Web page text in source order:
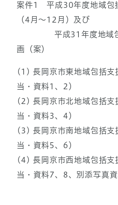
案件1 平成30年度地域包
（4月～12月）及び
平成31年度地域包括
画（案）
(1) 長岡京市東地域包括支
当・資料1、2）
(2) 長岡京市北地域包括支
当・資料3、4）
(3) 長岡京市南地域包括支
当・資料5、6）
(4) 長岡京市西地域包括支
当・資料7、8、別添写真資